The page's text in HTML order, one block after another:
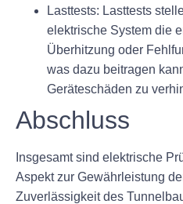
Lasttests: Lasttests
elektrische System die
Überhitzung oder
was dazu beitragen
Geräteschäden zu
Abschluss
Insgesamt sind elektrische
Aspekt zur Gewährleistung
Zuverlässigkeit des